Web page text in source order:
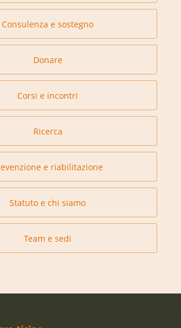
Consulenza e sostegno
Donare
Corsi e incontri
Ricerca
e riabilitazione
Statuto e chi siamo
Team e sedi